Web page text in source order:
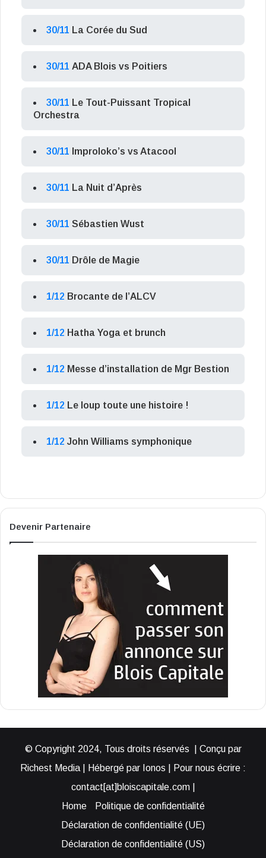
30/11 La Corée du Sud
30/11 ADA Blois vs Poitiers
30/11 Le Tout-Puissant Tropical
Orchestra
30/11 Improloko’s vs Atacool
30/11 La Nuit d’Après
30/11 Sébastien Wust
30/11 Drôle de Magie
1/12 Brocante de l’ALCV
1/12 Hatha Yoga et brunch
1/12 Messe d’installation de Mgr Bestion
1/12 Le loup toute une histoire !
1/12 John Williams symphonique
Devenir Partenaire
© Copyright 2024, Tous droits réservés | Conçu par
Richest Media | Hébergé par Ionos | Pour nous écrire :
contact[at]bloiscapitale.com |
Home
Politique de confidentialité
Déclaration de confidentialité (UE)
Déclaration de confidentialité (US)